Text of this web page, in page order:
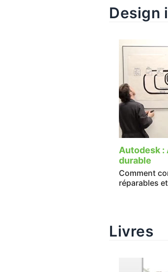
Design
Autodesk :
durable
Comment
réparables
Livres